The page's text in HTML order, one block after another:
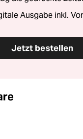
Ausgabe inkl.
Jetzt bestellen